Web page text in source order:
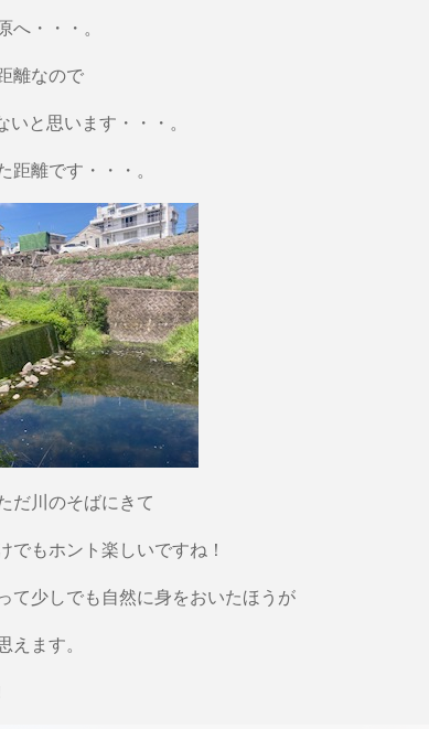
・・・。
離なので
と思います・・・。
離です・・・。
だ川のそばにきて
でもホント楽しいですね！
て少しでも自然に身をおいたほうが
ます。